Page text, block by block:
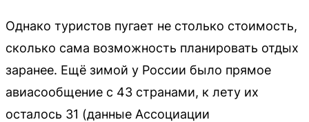
Однако туристов пугает не столько стоимость,
сколько сама возможность планировать отдых
заранее. Ещё зимой у России было прямое
авиасообщение с 43 странами, к лету их
осталось 31 (данные Ассоциации